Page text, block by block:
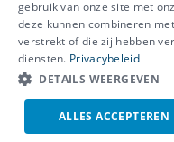
© 2026 - IDEWE
Privacy
Cookiebeleid
gebruik van onze site met
deze kunnen combineren
verstrekt of die zij hebben
diensten. Privacybeleid
DETAILS WEERGEVEN
ALLES ACCEPTEREN